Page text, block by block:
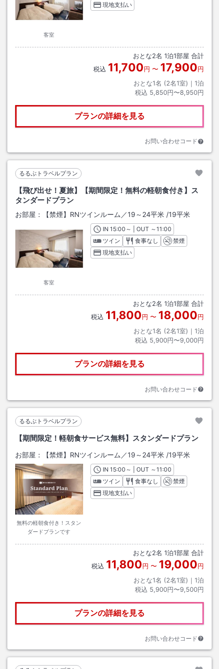
客室
現地支払い
おとな2名 1泊1部屋 合計
税込 11,700円 〜 17,900円
おとな1名 (2名1室)｜ 1泊
税込 5,850円〜8,950円
プランの詳細を見る
お問い合わせコード
るるぶトラベルプラン
【飛び出せ！夏旅】【期間限定！無料の軽朝食付き】ス
タンダードプラン
お部屋： 【禁煙】RNツインルーム／19～24平米 /19平米
客室
INチェックイン
15:00 ～ | OUT チェックアウト
～11:00
ツイン
食事なし
禁煙
現地支払い
おとな2名 1泊1部屋 合計
税込 11,800円 〜 18,000円
おとな1名 (2名1室)｜ 1泊
税込 5,900円〜9,000円
プランの詳細を見る
お問い合わせコード
るるぶトラベルプラン
【期間限定！軽朝食サービス無料】スタンダードプラン
お部屋： 【禁煙】RNツインルーム／19～24平米 /19平米
無料の軽朝食付き！スタン
ダードプランです
INチェックイン
15:00 ～ | OUT チェックアウト
～11:00
ツイン
食事なし
禁煙
現地支払い
おとな2名 1泊1部屋 合計
税込 11,800円 〜 19,000円
おとな1名 (2名1室)｜ 1泊
税込 5,900円〜9,500円
プランの詳細を見る
お問い合わせコード